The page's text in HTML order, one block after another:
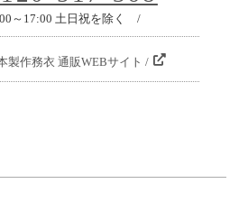
～17:00 土日祝を除く /
製作務衣 通販WEBサイト /